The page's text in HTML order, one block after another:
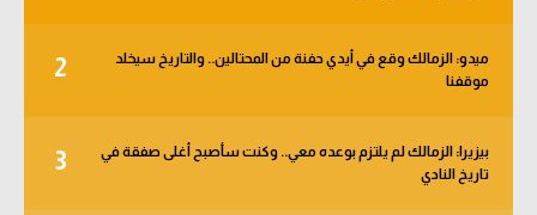
2
ميدو: الزمالك وقع في أيدي حفنة من المحتالين.. والتاريخ سيخلد
موقفنا
3
بيزيرا: الزمالك لم يلتزم بوعده معي.. وكنت سأصبح أغلى صفقة في
تاريخ النادي